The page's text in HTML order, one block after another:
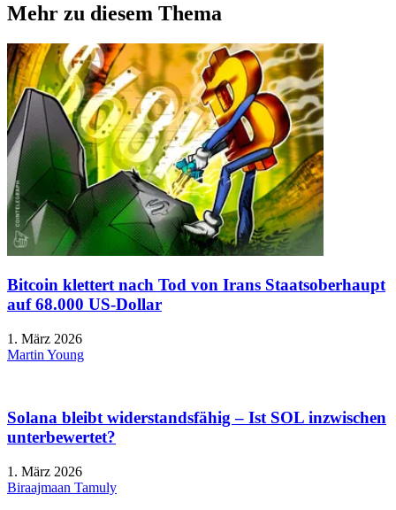
Mehr zu diesem Thema
Bitcoin klettert nach Tod von Irans Staatsoberhaupt
auf 68.000 US-Dollar
1. März 2026
Martin Young
Solana bleibt widerstandsfähig – Ist SOL inzwischen
unterbewertet?
1. März 2026
Biraajmaan Tamuly